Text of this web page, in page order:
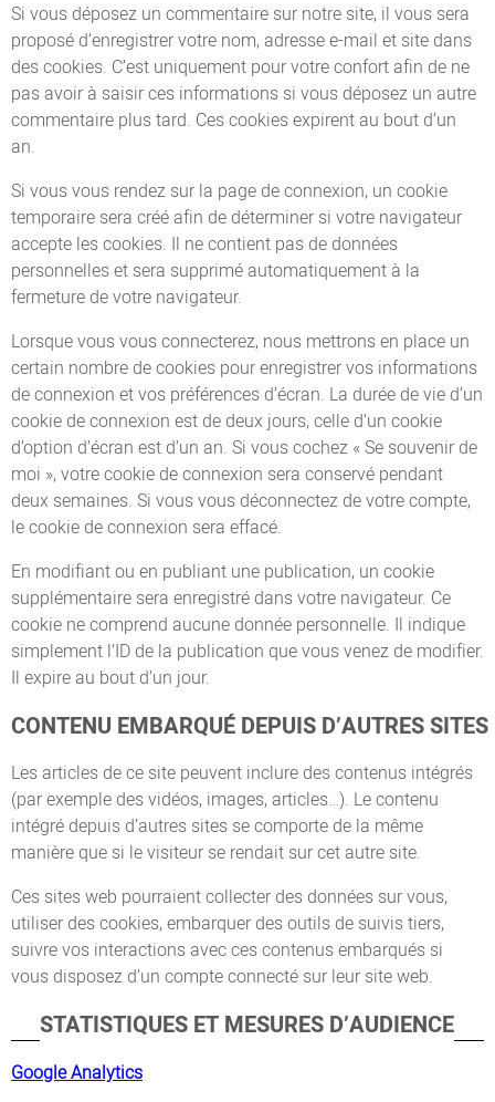
Si vous déposez un commentaire sur notre site, il vous sera
proposé d’enregistrer votre nom, adresse e-mail et site dans
des cookies. C’est uniquement pour votre confort afin de ne
pas avoir à saisir ces informations si vous déposez un autre
commentaire plus tard. Ces cookies expirent au bout d’un
an.
Si vous vous rendez sur la page de connexion, un cookie
temporaire sera créé afin de déterminer si votre navigateur
accepte les cookies. Il ne contient pas de données
personnelles et sera supprimé automatiquement à la
fermeture de votre navigateur.
Lorsque vous vous connecterez, nous mettrons en place un
certain nombre de cookies pour enregistrer vos informations
de connexion et vos préférences d’écran. La durée de vie d’un
cookie de connexion est de deux jours, celle d’un cookie
d’option d’écran est d’un an. Si vous cochez « Se souvenir de
moi », votre cookie de connexion sera conservé pendant
deux semaines. Si vous vous déconnectez de votre compte,
le cookie de connexion sera effacé.
En modifiant ou en publiant une publication, un cookie
supplémentaire sera enregistré dans votre navigateur. Ce
cookie ne comprend aucune donnée personnelle. Il indique
simplement l’ID de la publication que vous venez de modifier.
Il expire au bout d’un jour.
CONTENU EMBARQUÉ DEPUIS D’AUTRES SITES
Les articles de ce site peuvent inclure des contenus intégrés
(par exemple des vidéos, images, articles…). Le contenu
intégré depuis d’autres sites se comporte de la même
manière que si le visiteur se rendait sur cet autre site.
Ces sites web pourraient collecter des données sur vous,
utiliser des cookies, embarquer des outils de suivis tiers,
suivre vos interactions avec ces contenus embarqués si
vous disposez d’un compte connecté sur leur site web.
STATISTIQUES ET MESURES D’AUDIENCE
Google Analytics